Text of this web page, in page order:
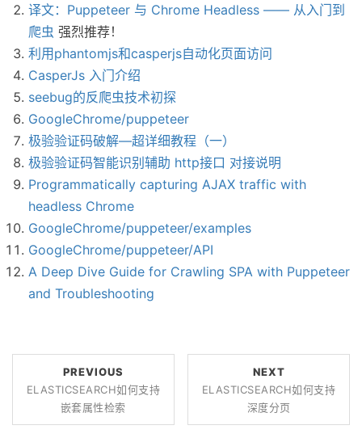
译文：Puppeteer 与 Chrome Headless —— 从入门到
爬虫 强烈推荐！
利用phantomjs和casperjs自动化页面访问
CasperJs 入门介绍
seebug的反爬虫技术初探
GoogleChrome/puppeteer
极验验证码破解—超详细教程（一）
极验验证码智能识别辅助 http接口 对接说明
Programmatically capturing AJAX traffic with
headless Chrome
GoogleChrome/puppeteer/examples
GoogleChrome/puppeteer/API
A Deep Dive Guide for Crawling SPA with Puppeteer
and Troubleshooting
PREVIOUS
ELASTICSEARCH如何支持
嵌套属性检索
NEXT
ELASTICSEARCH如何支持
深度分页